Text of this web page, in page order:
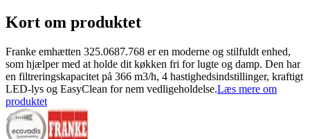
Kort om produktet
Franke emhætten 325.0687.768 er en moderne og stilfuldt enhed,
som hjælper med at holde dit køkken fri for lugte og damp. Den har
en filtreringskapacitet på 366 m3/h, 4 hastighedsindstillinger, kraftigt
LED-lys og EasyClean for nem vedligeholdelse.Læs mere om
produktet